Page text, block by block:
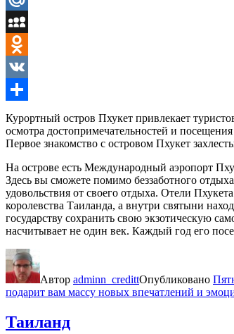
Mail.Ru
MySpace
Odnoklassniki
VK
Отправить
Курортный остров Пхукет привлекает
осмотра достопримечательностей и
Первое знакомство с островом Пхукет
На острове есть Международный аэропорт
Здесь вы сможете помимо беззаботного
удовольствия от своего отдыха. Отели
королевства Таиланда, а внутри святыни
государству сохранить свою экзотическую
насчитывает не один век. Каждый год его
Автор adminn_credittОпубликовано
подарит вам массу новых впечатлений и
Таиланд